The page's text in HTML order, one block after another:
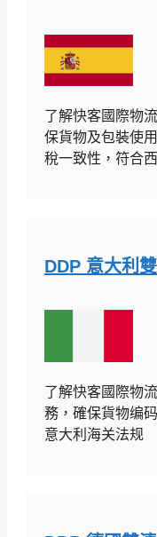
了解快客國際物
保貨物及包裝使
稅一致性，符合
DDP 意大利
了解快客國際物
務，確保貨物编
意大利海关法规